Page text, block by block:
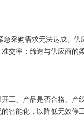
购需求无法达成、供
交率；缔造与供应商的
、产品是否合格、产
能化，以降低无效停